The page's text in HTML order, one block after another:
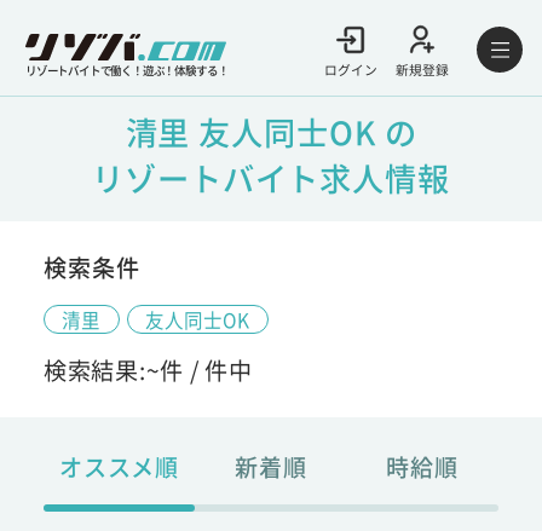
リゾートバイトで働く！遊ぶ！体験する！ ログイン 新規登録
清里 友人同士OK の
リゾートバイト求人情報
検索条件
清里 友人同士OK
検索結果:~件 /件中
オススメ順 新着順 時給順